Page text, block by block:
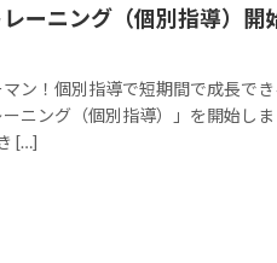
ーニング（個別指導）開
ン！個別指導で短期間で成長で
ーニング（個別指導）」を開始し
[…]